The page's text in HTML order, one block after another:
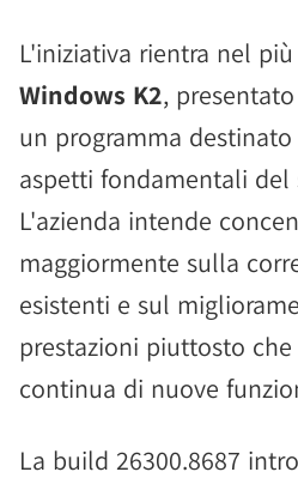
L'iniziativa rientra nel
Windows K2,
un programma
aspetti fondamentali del
L'azienda intende
maggiormente sulla
esistenti e sul
prestazioni piuttosto
continua di nuove
La build 26300.8687